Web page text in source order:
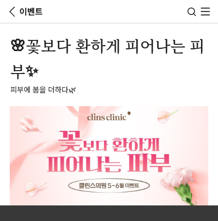
이벤트
🌸꽃보다 환하게 피어나는 피
부✨
피부에 봄을 더하다🌿